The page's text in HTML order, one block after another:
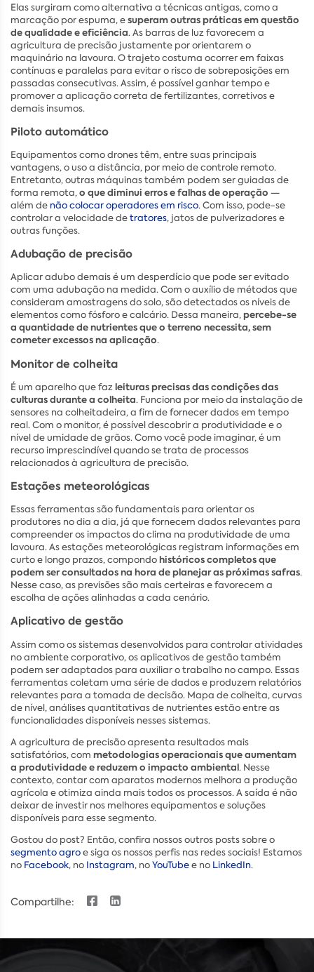
Elas surgiram como alternativa a técnicas antigas, como a
marcação por espuma, esuperam outras práticas em questão
de qualidade e eficiência. As barras de luz favorecem a
agricultura de precisão justamente por orientarem o
maquinário na lavoura. O trajeto costuma ocorrer em faixas
contínuas e paralelas para evitar o risco de sobreposições em
passadas consecutivas. Assim, é possível ganhar tempo e
promover a aplicação correta de fertilizantes, corretivos e
demais insumos.
Piloto automático
Equipamentos como drones têm, entre suas principais
vantagens, o uso a distância, por meio de controle remoto.
Entretanto, outras máquinas também podem ser guiadas de
forma remota,o que diminui erros e falhas de operação —
além de não colocar operadores em risco. Com isso, pode-se
controlar a velocidade detratores, jatos de pulverizadores e
outras funções.
Adubação de precisão
Aplicar adubo demais é um desperdício que pode ser evitado
com uma adubação na medida. Com o auxílio de métodos que
consideram amostragens do solo, são detectados os níveis de
elementos como fósforo e calcário. Dessa maneira,percebe-se
a quantidade de nutrientes que o terreno necessita, sem
cometer excessos na aplicação.
Monitor de colheita
É um aparelho que fazleituras precisas das condições das
culturas durante a colheita. Funciona por meio da instalação de
sensores na colheitadeira, a fim de fornecer dados em tempo
real. Com o monitor, é possível descobrir a produtividade e o
nível de umidade de grãos. Como você pode imaginar, é um
recurso imprescindível quando se trata de processos
relacionados à agricultura de precisão.
Estações meteorológicas
Essas ferramentas são fundamentais para orientar os
produtores no dia a dia, já que fornecem dados relevantes para
compreender os impactos do clima na produtividade de uma
lavoura. As estações meteorológicas registram informações em
curto e longo prazos, compondohistóricos completos que
podem ser consultados na hora de planejar as próximas safras.
Nesse caso, as previsões são mais certeiras e favorecem a
escolha de ações alinhadas a cada cenário.
Aplicativo de gestão
Assim como os sistemas desenvolvidos para controlar atividades
no ambiente corporativo, os aplicativos de gestão também
podem ser adaptados para auxiliar o trabalho no campo. Essas
ferramentas coletam uma série de dados e produzem relatórios
relevantes para a tomada de decisão. Mapa de colheita, curvas
de nível, análises quantitativas de nutrientes estão entre as
funcionalidades disponíveis nesses sistemas.
A agricultura de precisão apresenta resultados mais
satisfatórios, com metodologias operacionais que aumentam
a produtividade e reduzem o impacto ambiental. Nesse
contexto, contar com aparatos modernos melhora a produção
agrícola e otimiza ainda mais todos os processos. A saída é não
deixar de investir nos melhores equipamentos e soluções
disponíveis para esse segmento.
Gostou do post? Então, confira nossos outros posts sobre o
segmento agroe siga os nossos perfis nas redes sociais! Estamos
no Facebook, no Instagram, noYouTubee no LinkedIn.
Compartilhe: